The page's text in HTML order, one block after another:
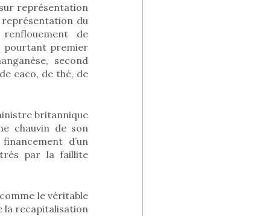
représentation
du
de
pourtant premier
second
caco, de thé, de
britannique
chauvin de son
d’un
par la faillite
le véritable
la recapitalisation